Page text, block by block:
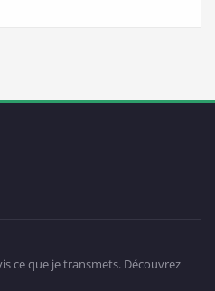
ce que je transmets. Découvrez